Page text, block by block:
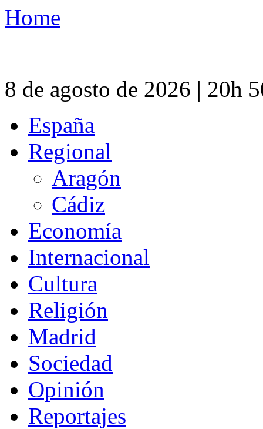
Home
8 de agosto de 2026 | 20h
España
Regional
Aragón
Cádiz
Economía
Internacional
Cultura
Religión
Madrid
Sociedad
Opinión
Reportajes